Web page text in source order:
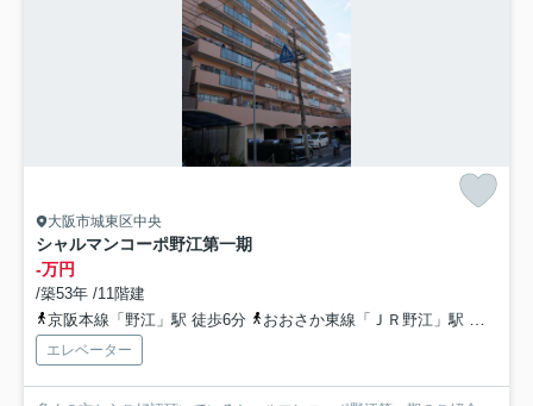
大阪市城東区中央
シャルマンコーポ野江第一期
-万円
/築53年 /11階建
京阪本線「野江」駅 徒歩6分
おおさか東線「ＪＲ野江」駅 徒歩6分
エレベーター